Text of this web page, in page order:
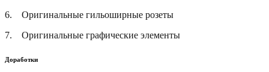
6. Оригинальные гильоширные розеты
7. Оригинальные графические элементы
Доработки